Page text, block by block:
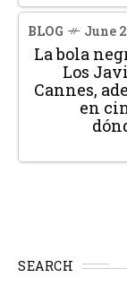
BLOG June
La bola
Los
Cannes,
en
SEARCH